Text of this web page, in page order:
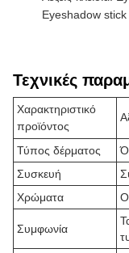
Eyeshadow
Τεχνικές
Χαρακτηριστικό
προϊόντος
Τύπος δέρματος
Συσκευή
Χρώματα
Συμφωνία